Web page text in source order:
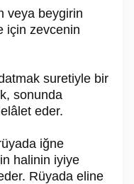
veya beygirin
için zevcenin
suretiyle bir
sonunda
eder.
iğne
halinin iyiye
Rüyada eline